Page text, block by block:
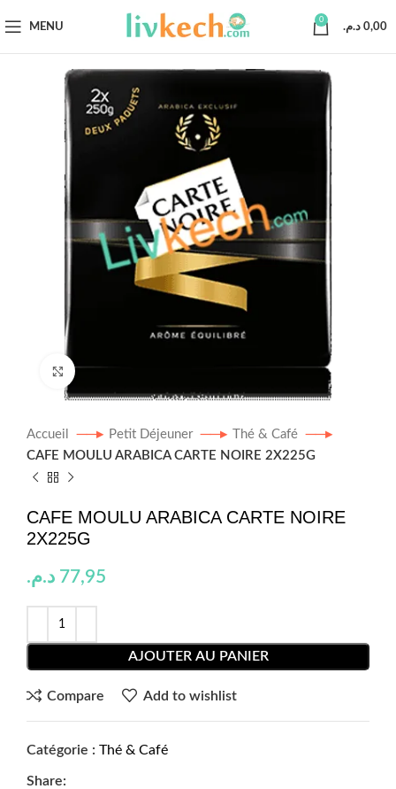
MENU
0
0,00 د.م.
Click to enlarge
Accueil Petit Déjeuner
Thé & Café
CAFE MOULU ARABICA CARTE NOIRE 2X225G
CAFE MOULU ARABICA CARTE NOIRE
2X225G
77,95 د.م.
AJOUTER AU PANIER
Compare Add to wishlist
Catégorie : Thé & Café
Share: